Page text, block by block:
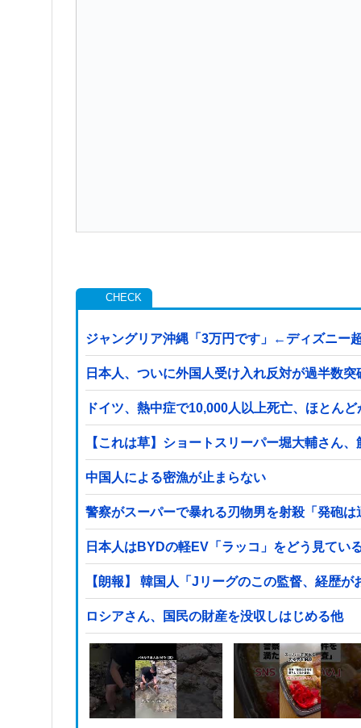
ジャングリア沖縄「3万円です」←ディズニー
日本人、ついに外国人受け入れ反対が過半数突
ドイツ、熱中症で10,000人以上死亡、ほとん
【これは草】ショートスリーパー堀大輔さん
中国人による密漁が止まらない
警察がスーパーで暴れる刃物男を射殺「発砲は
日本人はBYDの軽EV「ラッコ」をどう見てい
【朗報】 韓国人「Jリーグのこの監督、経歴が
ロシアさん、国民の財産を没収しはじめる他